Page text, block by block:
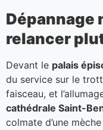
Dépannage
relancer
Devant le palais
du service sur le
faisceau, et
cathédrale Saint-
colmate d’une